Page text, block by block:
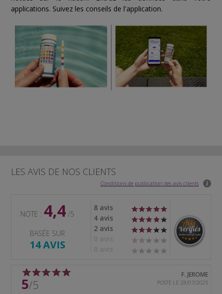
applications. Suivez les conseils de l'application.
LES AVIS DE NOS CLIENTS
Conditions de publication des avis clients
NOTE : 4,4 /5
BASÉE SUR
14 AVIS
8 avis
4 avis
2 avis
F. JEROME
POSTÉ LE 28/07/2025
5/5